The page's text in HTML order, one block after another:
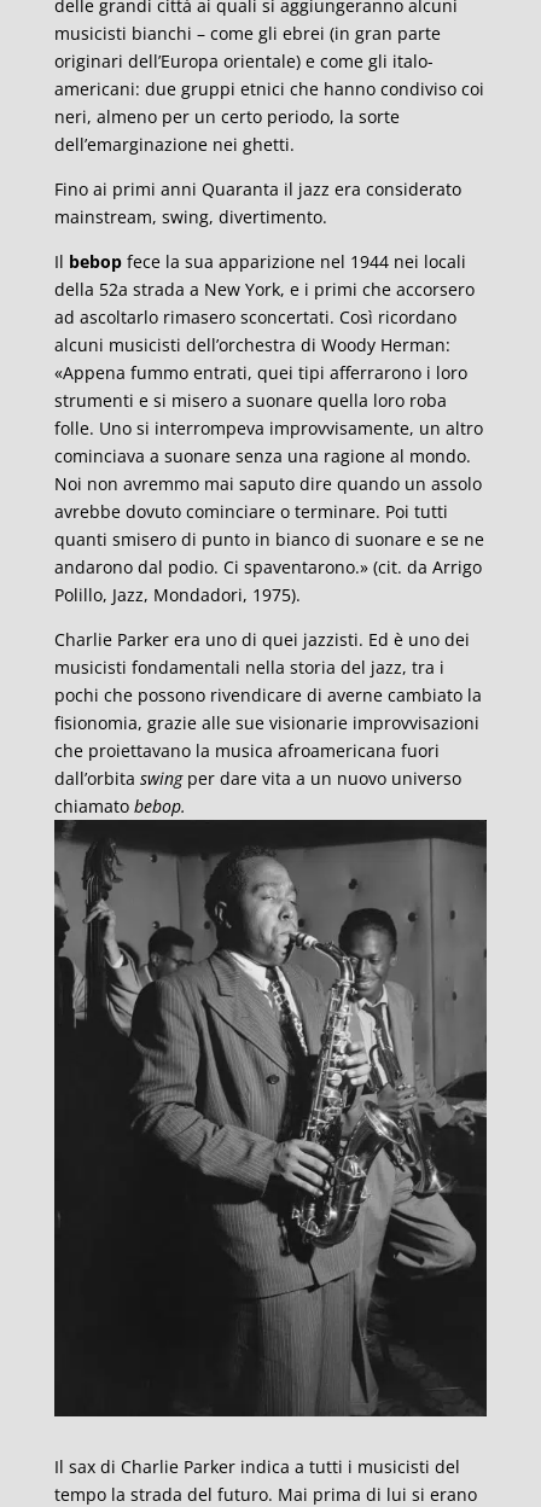
delle grandi città ai quali si aggiungeranno alcuni
musicisti bianchi – come gli ebrei (in gran parte
originari dell’Europa orientale) e come gli italo-
americani: due gruppi etnici che hanno condiviso coi
neri, almeno per un certo periodo, la sorte
dell’emarginazione nei ghetti.
Fino ai primi anni Quaranta il jazz era considerato
mainstream, swing, divertimento.
Il bebopfece la sua apparizione nel 1944 nei locali
della 52a strada a New York, e i primi che accorsero
ad ascoltarlo rimasero sconcertati. Così ricordano
alcuni musicisti dell’orchestra di Woody Herman:
«Appena fummo entrati, quei tipi afferrarono i loro
strumenti e si misero a suonare quella loro roba
folle. Uno si interrompeva improvvisamente, un altro
cominciava a suonare senza una ragione al mondo.
Noi non avremmo mai saputo dire quando un assolo
avrebbe dovuto cominciare o terminare. Poi tutti
quanti smisero di punto in bianco di suonare e se ne
andarono dal podio. Ci spaventarono.» (cit. da Arrigo
Polillo, Jazz, Mondadori, 1975).
Charlie Parker era uno di quei jazzisti. Ed è uno dei
musicisti fondamentali nella storia del jazz, tra i
pochi che possono rivendicare di averne cambiato la
fisionomia, grazie alle sue visionarie improvvisazioni
che proiettavano la musica afroamericana fuori
dall’orbita swingper dare vita a un nuovo universo
chiamato bebop.
Il sax di Charlie Parker indica a tutti i musicisti del
tempo la strada del futuro. Mai prima di lui si erano